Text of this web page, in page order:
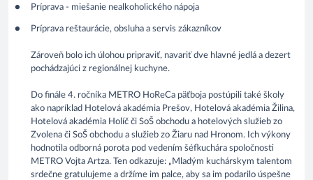
Príprava - miešanie nealkoholického nápoja
Príprava reštaurácie, obsluha a servis zákazníkov
Zároveň bolo ich úlohou pripraviť, navariť dve hlavné jedlá a dezert
pochádzajúci z regionálnej kuchyne.
Do finále 4. ročníka METRO HoReCa päťboja postúpili také školy
ako napríklad Hotelová akadémia Prešov, Hotelová akadémia Žilina,
Hotelová akadémia Holíč či SoŠ obchodu a hotelových služieb zo
Zvolena či SoŠ obchodu a služieb zo Žiaru nad Hronom. Ich výkony
hodnotila odborná porota pod vedením šéfkuchára spoločnosti
METRO Vojta Artza. Ten odkazuje: „Mladým kuchárskym talentom
srdečne gratulujeme a držíme im palce, aby sa im podarilo úspešne